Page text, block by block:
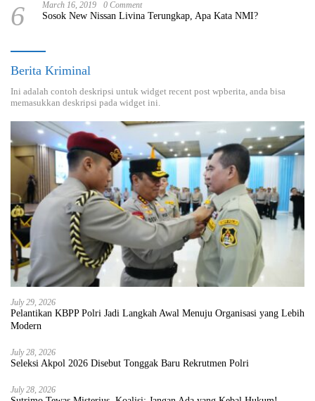
6 March 16, 2019 0 Comment
Sosok New Nissan Livina Terungkap, Apa Kata NMI?
Berita Kriminal
Ini adalah contoh deskripsi untuk widget recent post wpberita, anda bisa
memasukkan deskripsi pada widget ini.
July 29, 2026
Pelantikan KBPP Polri Jadi Langkah Awal Menuju Organisasi yang Lebih
Modern
July 28, 2026
Seleksi Akpol 2026 Disebut Tonggak Baru Rekrutmen Polri
July 28, 2026